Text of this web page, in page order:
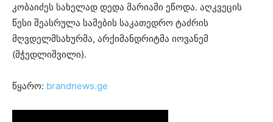
კობაიძეს სახელად დედა მარიამი ეწოდა. აღკვეცის
წესი შეასრულა სამების საკათედრო ტაძრის
მღვდელმსახურმა, არქიმანდრიტმა იოვანემ
(მჭედლიშვილი).
წყარო: brandnews.ge